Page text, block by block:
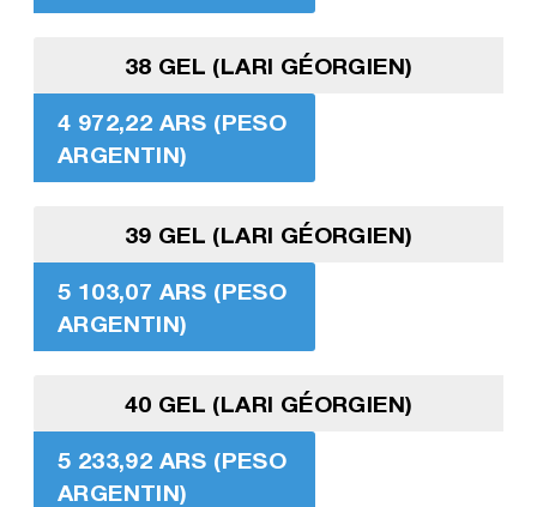
38 GEL (LARI GÉORGIEN)
4 972,22 ARS (PESO
ARGENTIN)
39 GEL (LARI GÉORGIEN)
5 103,07 ARS (PESO
ARGENTIN)
40 GEL (LARI GÉORGIEN)
5 233,92 ARS (PESO
ARGENTIN)